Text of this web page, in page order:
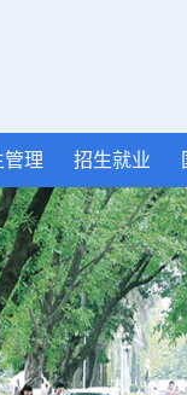
管理 招生就业